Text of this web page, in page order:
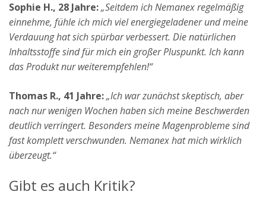
Sophie H., 28 Jahre:„Seitdem ich Nemanex regelmäßig
einnehme, fühle ich mich viel energiegeladener und meine
Verdauung hat sich spürbar verbessert. Die natürlichen
Inhaltsstoffe sind für mich ein großer Pluspunkt. Ich kann
das Produkt nur weiterempfehlen!“
Thomas R., 41 Jahre:„Ich war zunächst skeptisch, aber
nach nur wenigen Wochen haben sich meine Beschwerden
deutlich verringert. Besonders meine Magenprobleme sind
fast komplett verschwunden. Nemanex hat mich wirklich
überzeugt.“
Gibt es auch Kritik?